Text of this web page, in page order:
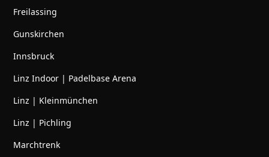
Freilassing
Gunskirchen
Innsbruck
Linz Indoor | Padelbase Arena
Linz | Kleinmünchen
Linz | Pichling
Marchtrenk